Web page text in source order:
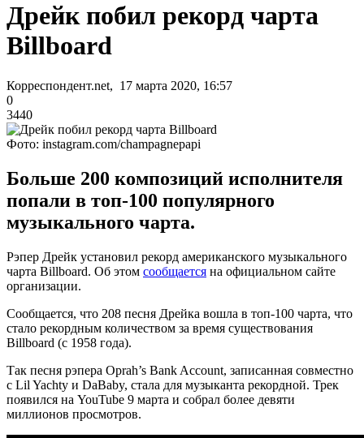
Дрейк побил рекорд чарта
Billboard
Корреспондент.net, 17 марта 2020, 16:57
0
3440
Фото: instagram.com/champagnepapi
Больше 200 композиций исполнителя
попали в топ-100 популярного
музыкального чарта.
Рэпер Дрейк установил рекорд американского музыкального
чарта Billboard. Об этом сообщается на официальном сайте
организации.
Сообщается, что 208 песня Дрейка вошла в топ-100 чарта, что
стало рекордным количеством за время существования
Billboard (с 1958 года).
Так песня рэпера Oprah’s Bank Account, записанная совместно
с Lil Yachty и DaBaby, стала для музыканта рекордной. Трек
появился на YouTube 9 марта и собрал более девяти
миллионов просмотров.